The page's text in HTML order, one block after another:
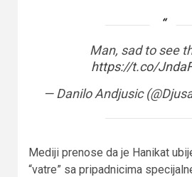
Man, sad to see
https://t.co/
— Danilo Andjusic
Mediji prenose da je Hanikat
“vatre” sa pripadnicima